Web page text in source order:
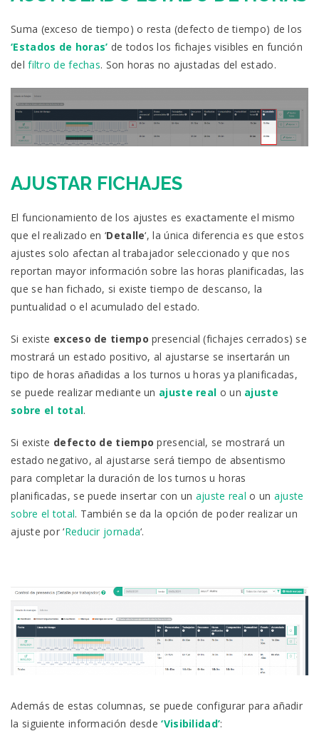
Suma (exceso de tiempo) o resta (defecto de tiempo) de los
‘Estados de horas’ de todos los fichajes visibles en función
delfiltro de fechas. Son horas no ajustadas del estado.
AJUSTAR FICHAJES
El funcionamiento de los ajustes es exactamente el mismo
que el realizado en ‘Detalle‘, la única diferencia es que estos
ajustes solo afectan al trabajador seleccionado y que nos
reportan mayor información sobre las horas planificadas, las
que se han fichado, si existe tiempo de descanso, la
puntualidad o el acumulado del estado.
Si existe exceso de tiempo presencial (fichajes cerrados) se
mostrará un estado positivo, al ajustarse se insertarán un
tipo de horas añadidas a los turnos u horas ya planificadas,
se puede realizar mediante un ajuste real o un ajuste
sobre el total.
Si existe defecto de tiempo presencial, se mostrará un
estado negativo, al ajustarse será tiempo de absentismo
para completar la duración de los turnos u horas
planificadas, se puede insertar con un ajuste real o un ajuste
sobre el total. También se da la opción de poder realizar un
ajuste por ‘Reducir jornada‘.
Además de estas columnas, se puede configurar para añadir
la siguiente información desde ‘Visibilidad’: